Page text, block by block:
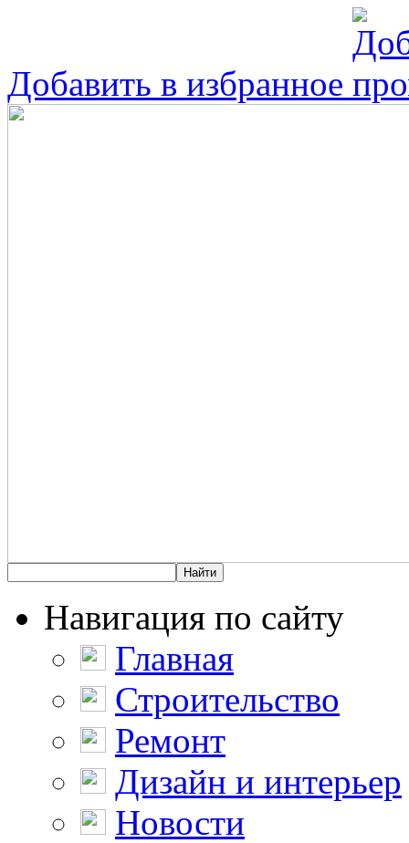
Добавить в избранное
Навигация по сайту
Главная
Строительство
Ремонт
Дизайн и интерьер
Новости